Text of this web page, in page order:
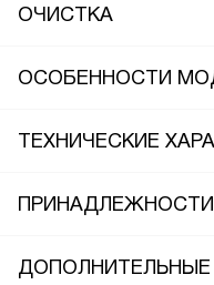
ОЧИСТКА
ОСОБЕННОСТИ
ТЕХНИЧЕСКИЕ
ПРИНАДЛЕЖНОСТИ
ДОПОЛНИТЕЛЬНЫЕ